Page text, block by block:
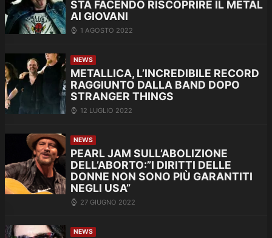
STA FACENDO RISCOPRIRE IL METAL
AI GIOVANI
1 AGOSTO 2022
NEWS
METALLICA, L’INCREDIBILE RECORD
RAGGIUNTO DALLA BAND DOPO
STRANGER THINGS
12 LUGLIO 2022
NEWS
PEARL JAM SULL’ABOLIZIONE
DELL’ABORTO:”I DIRITTI DELLE
DONNE NON SONO PIÙ GARANTITI
NEGLI USA”
27 GIUGNO 2022
NEWS